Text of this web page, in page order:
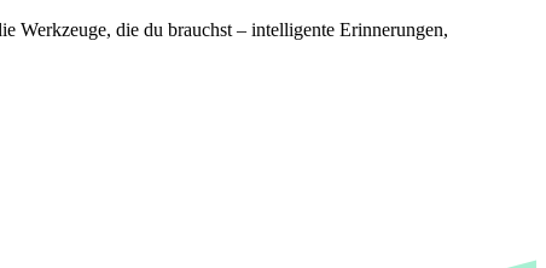
Werkzeuge, die du brauchst – intelligente Erinnerungen,